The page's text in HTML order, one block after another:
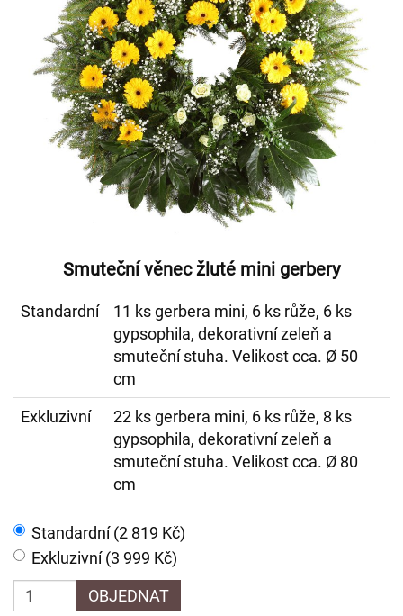
Smuteční věnec žluté mini gerbery
Standardní
11 ks gerbera mini, 6 ks růže, 6 ks
gypsophila, dekorativní zeleň a
smuteční stuha. Velikost cca. Ø 50
cm
Exkluzivní
22 ks gerbera mini, 6 ks růže, 8 ks
gypsophila, dekorativní zeleň a
smuteční stuha. Velikost cca. Ø 80
cm
Standardní (2 819 Kč)
Exkluzivní (3 999 Kč)
OBJEDNAT